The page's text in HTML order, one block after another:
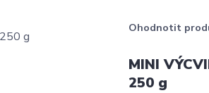
Ohodnotit
MINI
250 g